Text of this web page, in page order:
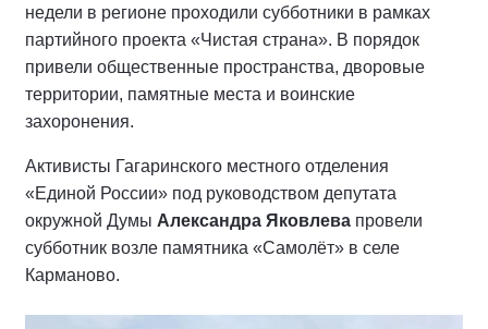
недели в регионе проходили субботники в рамках
партийного проекта «Чистая страна». В порядок
привели общественные пространства, дворовые
территории, памятные места и воинские
захоронения.
Активисты Гагаринского местного отделения
«Единой России» под руководством депутата
окружной Думы Александра Яковлева провели
субботник возле памятника «Самолёт» в селе
Карманово.